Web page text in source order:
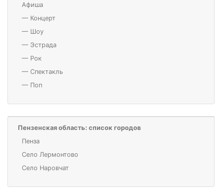
Афиша
— Концерт
— Шоу
— Эстрада
— Рок
— Спектакль
— Поп
Пензенская область: список городов
Пенза
Село Лермонтово
Село Наровчат